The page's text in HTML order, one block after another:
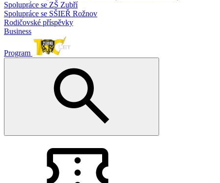
Spolupráce se ZŠ Zubří
Spolupráce se SŠIEŘ Rožnov
Rodičovské příspěvky
Business
Program